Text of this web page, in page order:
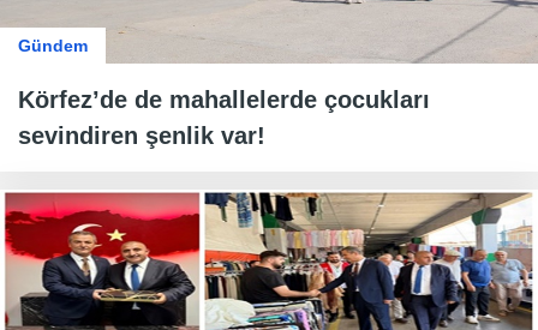
Gündem
Körfez’de de mahallelerde çocukları
sevindiren şenlik var!